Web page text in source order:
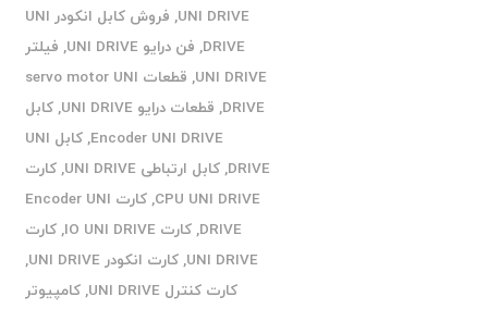
UNI DRIVE
,
فروش کابل انکودر UNI
DRIVE
, فن درایو UNI DRIVE , فیلتر
UNI DRIVE
,
قطعات servo motor UNI
DRIVE
, قطعات درایو UNI DRIVE ,کابل
Encoder UNI DRIVE
,
کابل UNI
DRIVE
,کابل ارتباطی UNI DRIVE ,کارت
CPU UNI DRIVE
,
کارت Encoder UNI
DRIVE
,کارت IO UNI DRIVE ,کارت
UNI DRIVE
,کارت انکودر UNI DRIVE
,
کارت کنترل UNI DRIVE
,کامپیوتر